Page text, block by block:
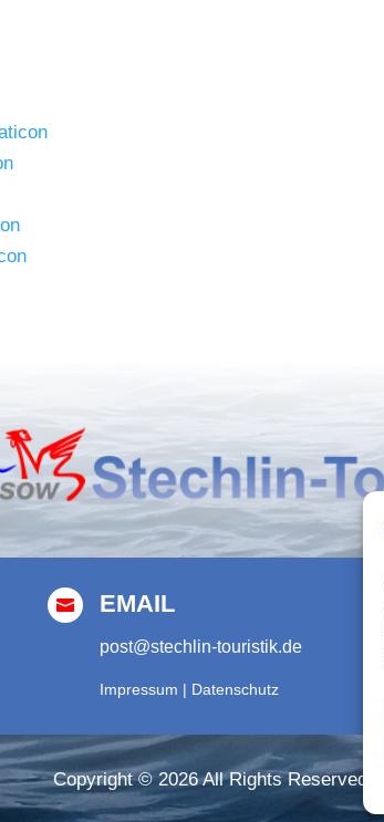
 EMAIL
post@stechlin-touristik.de
Impressum | Datenschutz
Copyright © 2026 All Rights Reserved.